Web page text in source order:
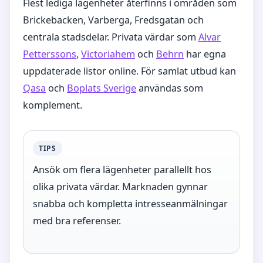
Flest lediga lägenheter återfinns i områden som
Brickebacken, Varberga, Fredsgatan och
centrala stadsdelar. Privata värdar som Alvar
Petterssons, Victoriahem och Behrn har egna
uppdaterade listor online. För samlat utbud kan
Qasa och Boplats Sverigeanvändas som
komplement.
TIPS
Ansök om flera lägenheter parallellt hos
olika privata värdar. Marknaden gynnar
snabba och kompletta intresseanmälningar
med bra referenser.